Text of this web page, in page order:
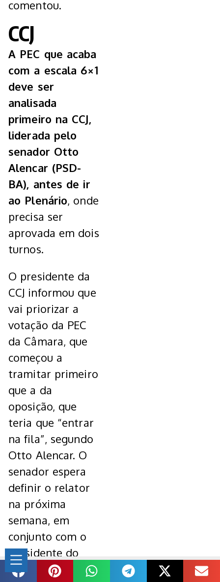
comentou.
CCJ
A PEC que acaba
com a escala 6×1
deve ser
analisada
primeiro na CCJ,
liderada pelo
senador Otto
Alencar (PSD-
BA), antes de ir
ao Plenário, onde
precisa ser
aprovada em dois
turnos.
O presidente da
CCJ informou que
vai priorizar a
votação da PEC
da Câmara, que
começou a
tramitar primeiro
que a da
oposição, que
teria que “entrar
na fila”, segundo
Otto Alencar. O
senador espera
definir o relator
na próxima
semana, em
conjunto com o
presidente do
Senado, Davi